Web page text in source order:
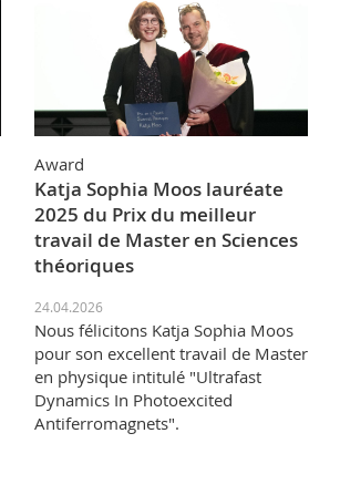
Award
Katja Sophia Moos lauréate
2025 du Prix du meilleur
travail de Master en Sciences
théoriques
24.04.2026
Nous félicitons Katja Sophia Moos
pour son excellent travail de Master
en physique intitulé "Ultrafast
Dynamics In Photoexcited
Antiferromagnets".